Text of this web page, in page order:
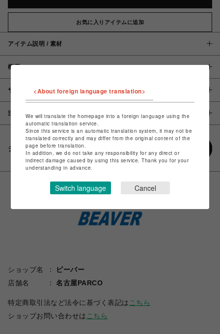
お気に入りアイテムに追加
アイテム説明 / 素材
概要
サイズ
注意事項
シェアする
ショップ名
ビーバー
店舗名
名古屋PARCO
特定商取引法など法令に基づく表記は こちら
ショップお問い合わせは こちら
<About foreign language translation>
We will translate the homepage into a foreign language using the
automatic translation service.
Since this service is an automatic translation system, it may not be
translated correctly and may differ from the original content of the
page before translation.
In addition, we do not take any responsibility for any direct or
indirect damage caused by using this service. Thank you for your
understanding in advance.
Switch language Cancel